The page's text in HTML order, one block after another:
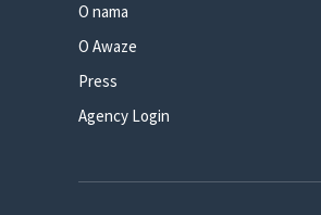
O nama
O Awaze
Press
Agency Login